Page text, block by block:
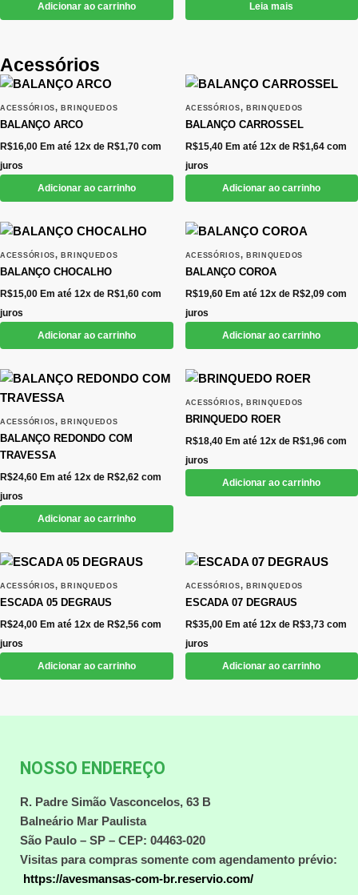
Adicionar ao carrinho
Leia mais
Acessórios
ACESSÓRIOS,BRINQUEDOS
BALANÇO ARCO
R$16,00 Em até 12x de R$1,70 com
juros
Adicionar ao carrinho
ACESSÓRIOS, BRINQUEDOS
BALANÇO CARROSSEL
R$15,40 Em até 12x de R$1,64com
juros
Adicionar ao carrinho
ACESSÓRIOS,BRINQUEDOS
BALANÇO CHOCALHO
R$15,00 Em até 12x de R$1,60 com
juros
Adicionar ao carrinho
ACESSÓRIOS, BRINQUEDOS
BALANÇO COROA
R$19,60 Em até 12x de R$2,09com
juros
Adicionar ao carrinho
ACESSÓRIOS,BRINQUEDOS
BALANÇO REDONDO COM
TRAVESSA
R$24,60 Em até 12x de R$2,62 com
juros
Adicionar ao carrinho
ACESSÓRIOS, BRINQUEDOS
BRINQUEDO ROER
R$18,40 Em até 12x de R$1,96com
juros
Adicionar ao carrinho
ACESSÓRIOS,BRINQUEDOS
ESCADA 05 DEGRAUS
R$24,00 Em até 12x de R$2,56 com
juros
Adicionar ao carrinho
ACESSÓRIOS, BRINQUEDOS
ESCADA 07 DEGRAUS
R$35,00 Em até 12x de R$3,73com
juros
Adicionar ao carrinho
NOSSO ENDEREÇO
R. Padre Simão Vasconcelos, 63 B
Balneário Mar Paulista
São Paulo – SP – CEP: 04463-020
Visitas para compras somente com agendamento prévio:
https://avesmansas-com-br.reservio.com/